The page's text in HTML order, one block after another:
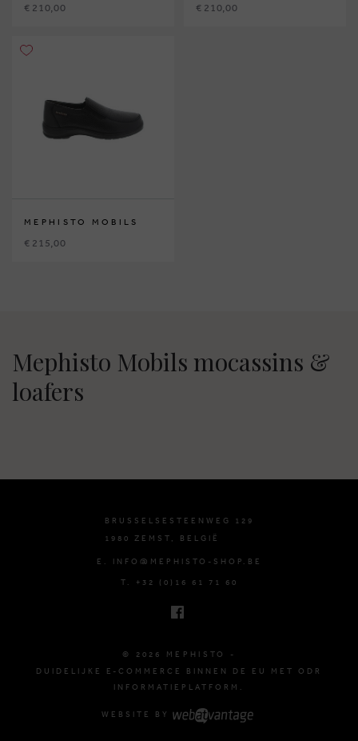
€ 210,00 € 210,00
MEPHISTO MOBILS
€ 215,00
Mephisto Mobils mocassins &
loafers
BRUSSELSESTEENWEG 129
1980 ZEMST, BELGIË
E. INFO@MEPHISTO-SHOP.BE
T. +32 (0)16 61 71 60
© 2026 MEPHISTO -
DUIDELIJKE E-COMMERCE BINNEN DE EU MET ODR
INFORMATIEPLATFORM.
WEBSITE BY